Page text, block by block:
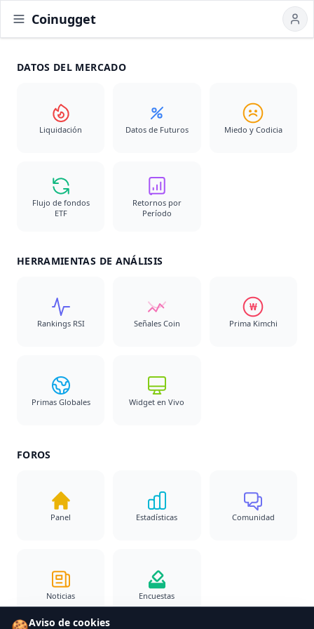
Coinugget
DATOS DEL MERCADO
Liquidación Datos de Futuros Miedo y Codicia
Flujo de fondos
ETF
Retornos por
Período
HERRAMIENTAS DE ANÁLISIS
Rankings RSI Señales Coin
₩
Prima Kimchi
Primas Globales Widget en Vivo
FOROS
Panel Estadísticas Comunidad
Noticias Encuestas
Aviso de cookies